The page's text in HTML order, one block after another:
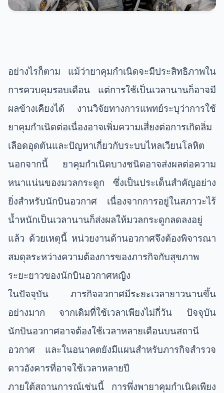
อย่างไรก็ตาม แม้ว่ายาคุมกำเนิดจะมีประสิทธิภาพใน
การควบคุมรอบเดือน แต่การใช้เป็นเวลานานก็อาจมี
ผลข้างเคียงได้ งานวิจัยทางการแพทย์ระบุว่าการใช้
ยาคุมกำเนิดต่อเนื่องอาจเพิ่มความเสี่ยงต่อการเกิดลิ่ม
เลือดอุดตันและปัญหาเกี่ยวกับระบบไหลเวียนโลหิต
นอกจากนี้ ยาคุมกำเนิดบางชนิดอาจส่งผลต่อความ
หนาแน่นของมวลกระดูก ซึ่งเป็นประเด็นสำคัญอย่าง
ยิ่งสำหรับนักบินอวกาศ เนื่องจากการอยู่ในสภาวะไร้
น้ำหนักเป็นเวลานานก็ส่งผลให้มวลกระดูกลดลงอยู่
แล้ว ด้วยเหตุนี้ หน่วยงานด้านอวกาศจึงต้องพิจารณา
สมดุลระหว่างความต้องการของภารกิจกับสุขภาพ
ระยะยาวของนักบินอวกาศหญิง
ในปัจจุบัน ภารกิจอวกาศมีระยะเวลายาวนานขึ้น
อย่างมาก จากเดิมที่ใช้เวลาเพียงไม่กี่วัน ปัจจุบัน
นักบินอวกาศอาจต้องใช้เวลาหลายเดือนบนสถานี
อวกาศ และในอนาคตยังมีแผนสำหรับภารกิจสำรวจ
ดาวอังคารที่อาจใช้เวลาหลายปี
ภายใต้สถานการณ์เช่นนี้ การพึ่งพายาคุมกำเนิดเพียง